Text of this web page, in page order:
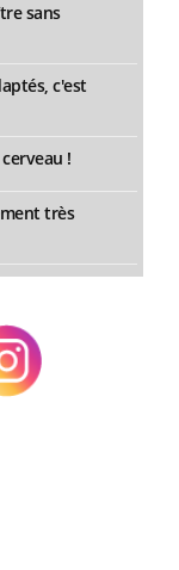
sans
c'est
!
très